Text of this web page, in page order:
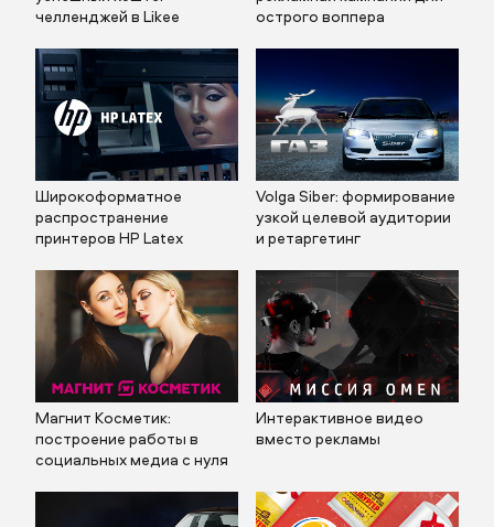
челленджей в Likee
острого воппера
Широкоформатное
распространение
принтеров HP Latex
Volga Siber: формирование
узкой целевой аудитории
и ретаргетинг
Магнит Косметик:
построение работы в
социальных медиа с нуля
Интерактивное видео
вместо рекламы